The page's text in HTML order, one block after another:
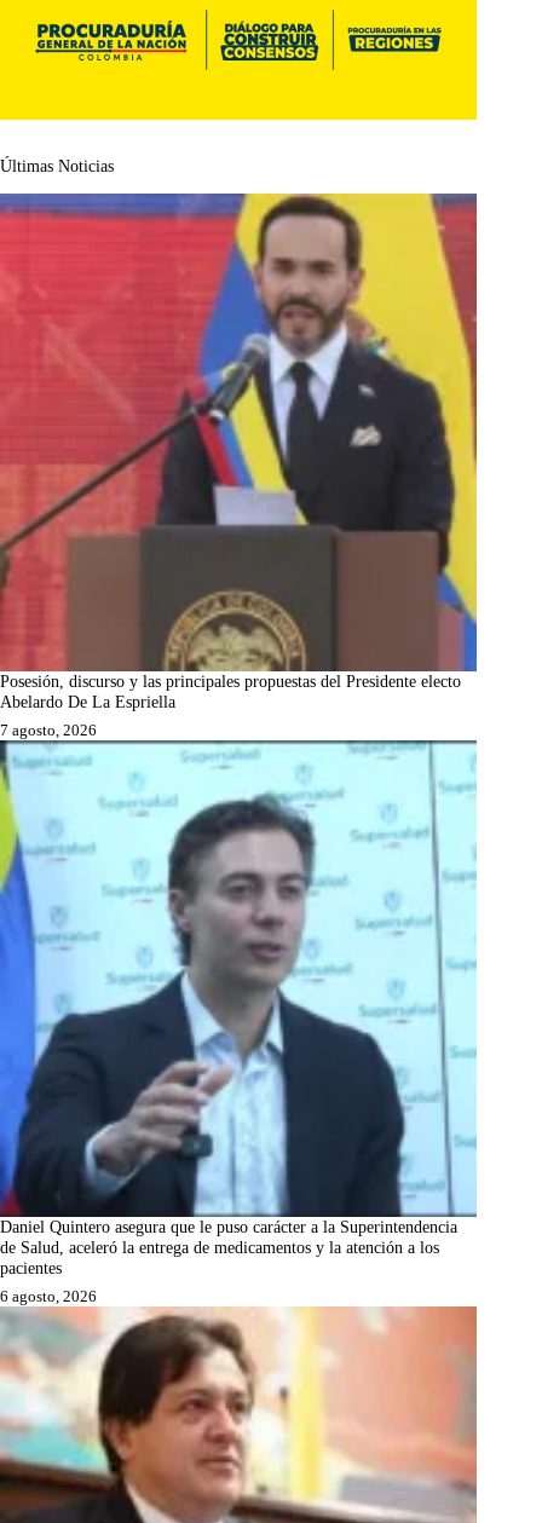
Últimas Noticias
Posesión, discurso y las principales propuestas del Presidente electo
Abelardo De La Espriella
7 agosto, 2026
Daniel Quintero asegura que le puso carácter a la Superintendencia
de Salud, aceleró la entrega de medicamentos y la atención a los
pacientes
6 agosto, 2026